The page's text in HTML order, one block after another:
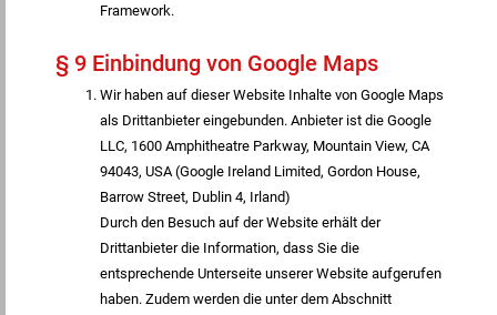
Framework.
§ 9 Einbindung von Google Maps
Wir haben auf dieser Website Inhalte von Google Maps
als Drittanbieter eingebunden. Anbieter ist die Google
LLC, 1600 Amphitheatre Parkway, Mountain View, CA
94043, USA (Google Ireland Limited, Gordon House,
Barrow Street, Dublin 4, Irland)
Durch den Besuch auf der Website erhält der
Drittanbieter die Information, dass Sie die
entsprechende Unterseite unserer Website aufgerufen
haben. Zudem werden die unter dem Abschnitt